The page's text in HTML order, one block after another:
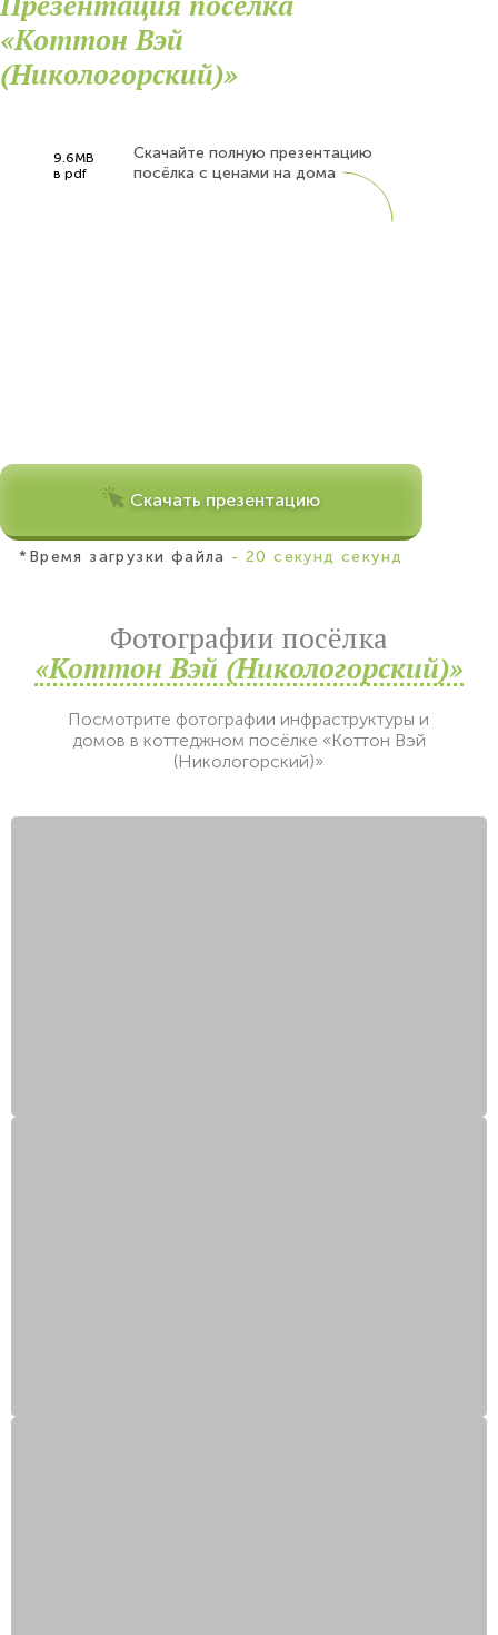
«Коттон Вэй
(Никологорский)»
9.6MB
в pdf
Скачайте полную презентацию
посёлка с ценами на дома
Скачать презентацию
*Время загрузки файла - 20 секунд секунд
Фотографии посёлка
«Коттон Вэй (Никологорский)»
Посмотрите фотографии инфраструктуры и
домов в коттеджном посёлке «Коттон Вэй
(Никологорский)»